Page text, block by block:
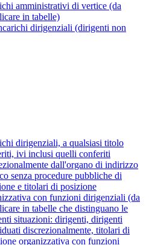
amministrativi di vertice (da
in tabelle)
dirigenziali (dirigenti non
dirigenziali, a qualsiasi titolo
ivi inclusi quelli conferiti
dall'organo di indirizzo
senza procedure pubbliche di
e titolari di posizione
con funzioni dirigenziali (da
in tabelle che distinguano le
situazioni: dirigenti, dirigenti
discrezionalmente, titolari di
organizzativa con funzioni